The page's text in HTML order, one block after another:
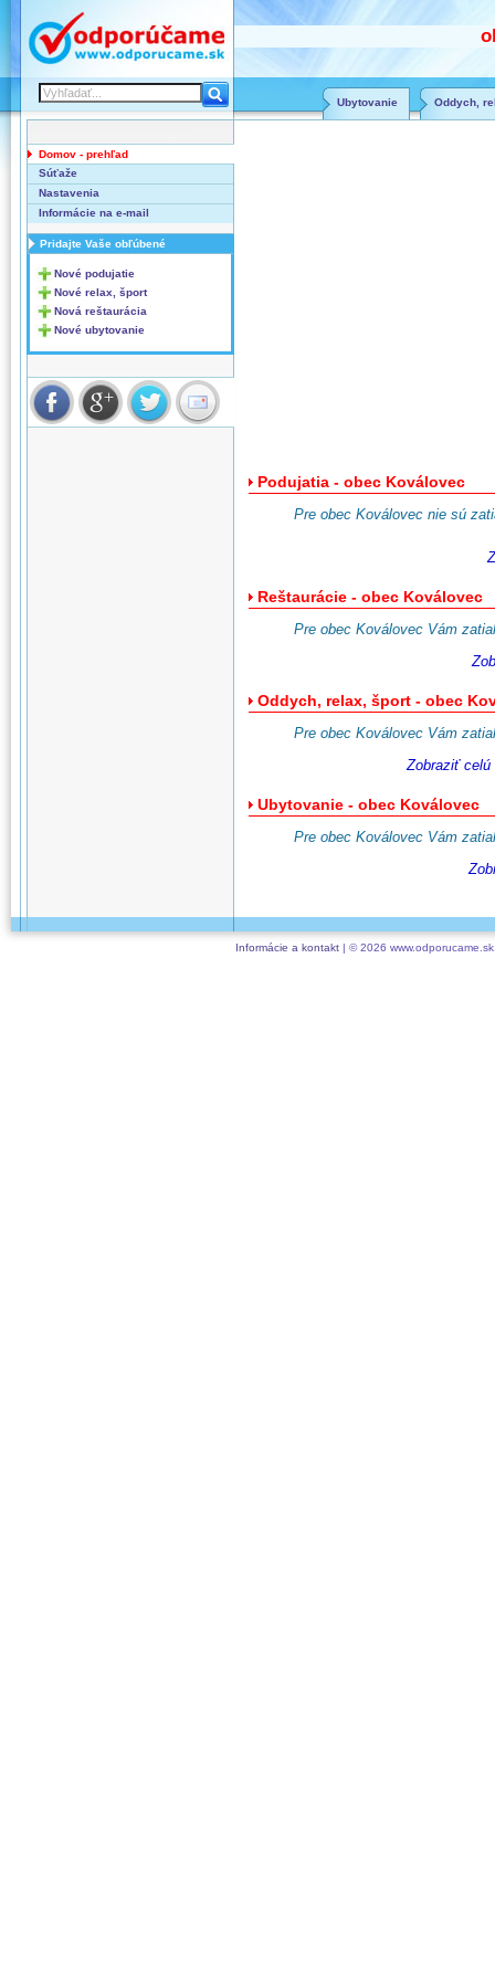
Oddych,
Ubytovanie
Domov - prehľad
Súťaže
Nastavenia
Informácie na e-mail
Pridajte Vaše obľúbené
Nové podujatie
Nové relax, šport
Nová reštaurácia
Nové ubytovanie
Podujatia - obec Koválovec
Pre obec Koválovec nie sú
Reštaurácie - obec Koválovec
Pre obec Koválovec Vám
Oddych, relax, šport - obec
Pre obec Koválovec Vám
Zobraziť
Ubytovanie - obec Koválovec
Pre obec Koválovec Vám
Informácie a kontakt| © 2026